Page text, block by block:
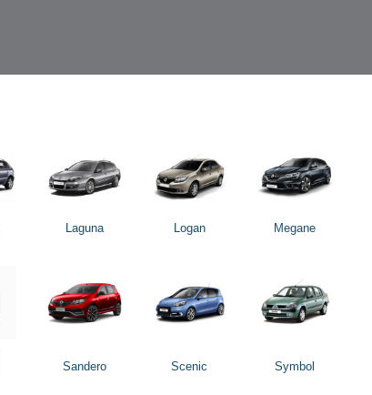
Laguna Logan Megane
Sandero Scenic Symbol